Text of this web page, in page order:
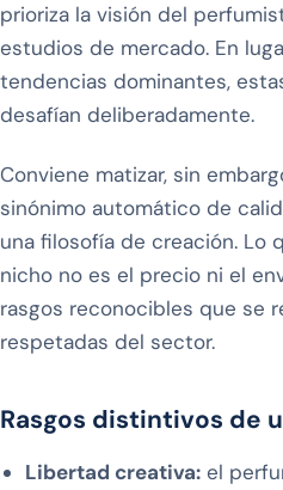
prioriza la visión del
estudios de mercado. En
tendencias dominantes,
desafían deliberadamente.
Conviene matizar, sin
sinónimo automático de
una filosofía de creación. Lo
nicho no es el precio ni el
rasgos reconocibles que se
respetadas del sector.
Rasgos distintivos de
Libertad creativa:el